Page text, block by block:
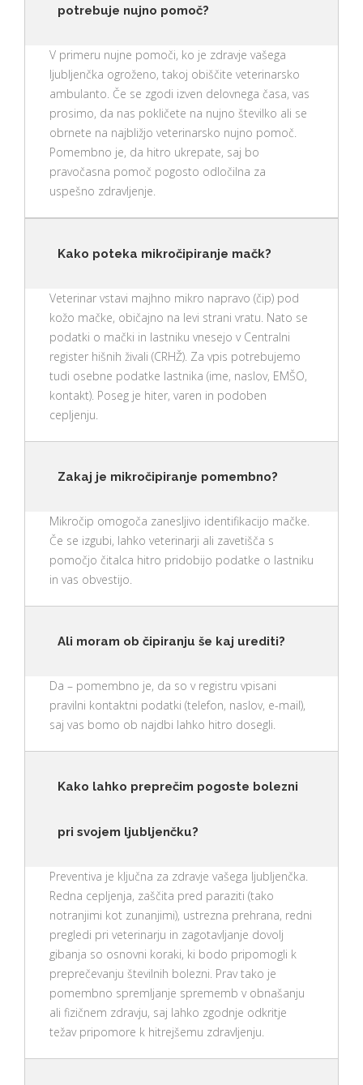
potrebuje nujno pomoč?
V primeru nujne pomoči, ko je zdravje vašega
ljubljenčka ogroženo, takoj obiščite veterinarsko
ambulanto. Če se zgodi izven delovnega časa, vas
prosimo, da nas pokličete na nujno številko ali se
obrnete na najbližjo veterinarsko nujno pomoč.
Pomembno je, da hitro ukrepate, saj bo
pravočasna pomoč pogosto odločilna za
uspešno zdravljenje.
Kako poteka mikročipiranje mačk?
Veterinar vstavi majhno mikro napravo (čip) pod
kožo mačke, običajno na levi strani vratu. Nato se
podatki o mački in lastniku vnesejo v Centralni
register hišnih živali (CRHŽ). Za vpis potrebujemo
tudi osebne podatke lastnika (ime, naslov, EMŠO,
kontakt). Poseg je hiter, varen in podoben
cepljenju.
Zakaj je mikročipiranje pomembno?
Mikročip omogoča zanesljivo identifikacijo mačke.
Če se izgubi, lahko veterinarji ali zavetišča s
pomočjo čitalca hitro pridobijo podatke o lastniku
in vas obvestijo.
Ali moram ob čipiranju še kaj urediti?
Da – pomembno je, da so v registru vpisani
pravilni kontaktni podatki (telefon, naslov, e-mail),
saj vas bomo ob najdbi lahko hitro dosegli.
Kako lahko preprečim pogoste bolezni
pri svojem ljubljenčku?
Preventiva je ključna za zdravje vašega ljubljenčka.
Redna cepljenja, zaščita pred paraziti (tako
notranjimi kot zunanjimi), ustrezna prehrana, redni
pregledi pri veterinarju in zagotavljanje dovolj
gibanja so osnovni koraki, ki bodo pripomogli k
preprečevanju številnih bolezni. Prav tako je
pomembno spremljanje sprememb v obnašanju
ali fizičnem zdravju, saj lahko zgodnje odkritje
težav pripomore k hitrejšemu zdravljenju.